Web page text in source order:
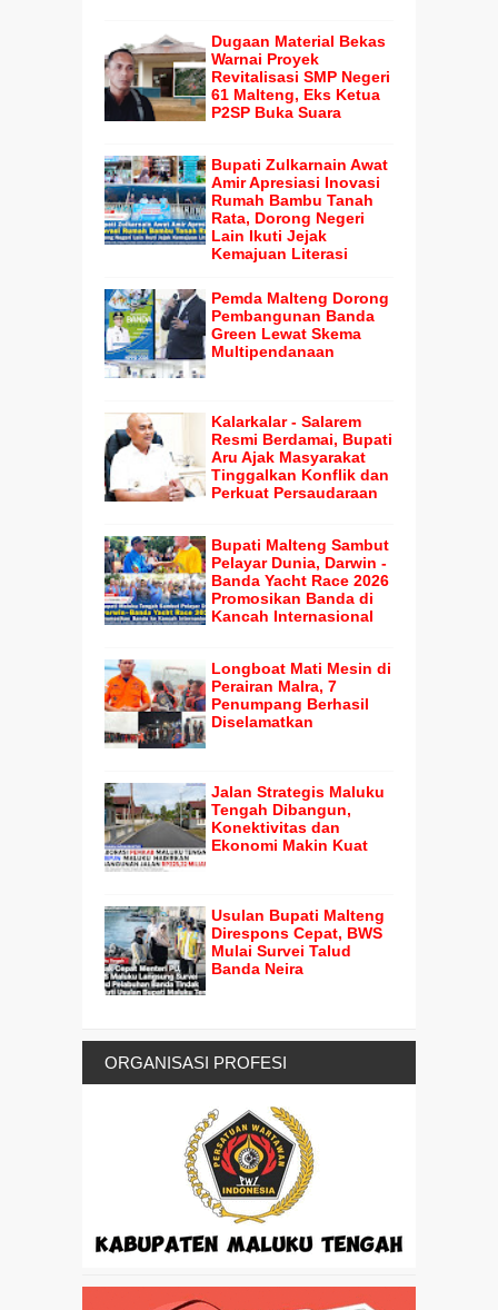
Dugaan Material Bekas
Warnai Proyek
Revitalisasi SMP Negeri
61 Malteng, Eks Ketua
P2SP Buka Suara
Bupati Zulkarnain Awat
Amir Apresiasi Inovasi
Rumah Bambu Tanah
Rata, Dorong Negeri
Lain Ikuti Jejak
Kemajuan Literasi
Pemda Malteng Dorong
Pembangunan Banda
Green Lewat Skema
Multipendanaan
Kalarkalar - Salarem
Resmi Berdamai, Bupati
Aru Ajak Masyarakat
Tinggalkan Konflik dan
Perkuat Persaudaraan
Bupati Malteng Sambut
Pelayar Dunia, Darwin -
Banda Yacht Race 2026
Promosikan Banda di
Kancah Internasional
Longboat Mati Mesin di
Perairan Malra, 7
Penumpang Berhasil
Diselamatkan
Jalan Strategis Maluku
Tengah Dibangun,
Konektivitas dan
Ekonomi Makin Kuat
Usulan Bupati Malteng
Direspons Cepat, BWS
Mulai Survei Talud
Banda Neira
ORGANISASI PROFESI